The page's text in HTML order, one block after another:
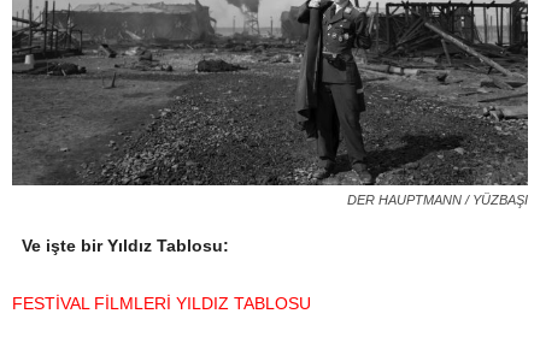
DER HAUPTMANN / YÜZBAŞI
Ve işte bir Yıldız Tablosu:
FESTİVAL FİLMLERİ YILDIZ TABLOSU